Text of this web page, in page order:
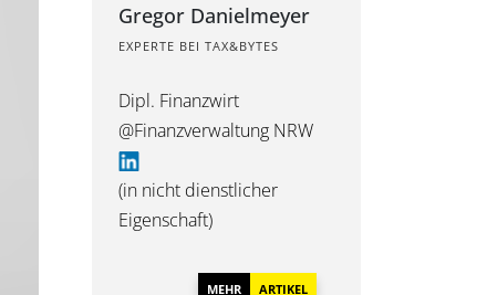
Gregor Danielmeyer
EXPERTE BEI TAX&BYTES
Dipl. Finanzwirt
@Finanzverwaltung NRW
(in nicht dienstlicher
Eigenschaft)
MEHR ARTIKEL